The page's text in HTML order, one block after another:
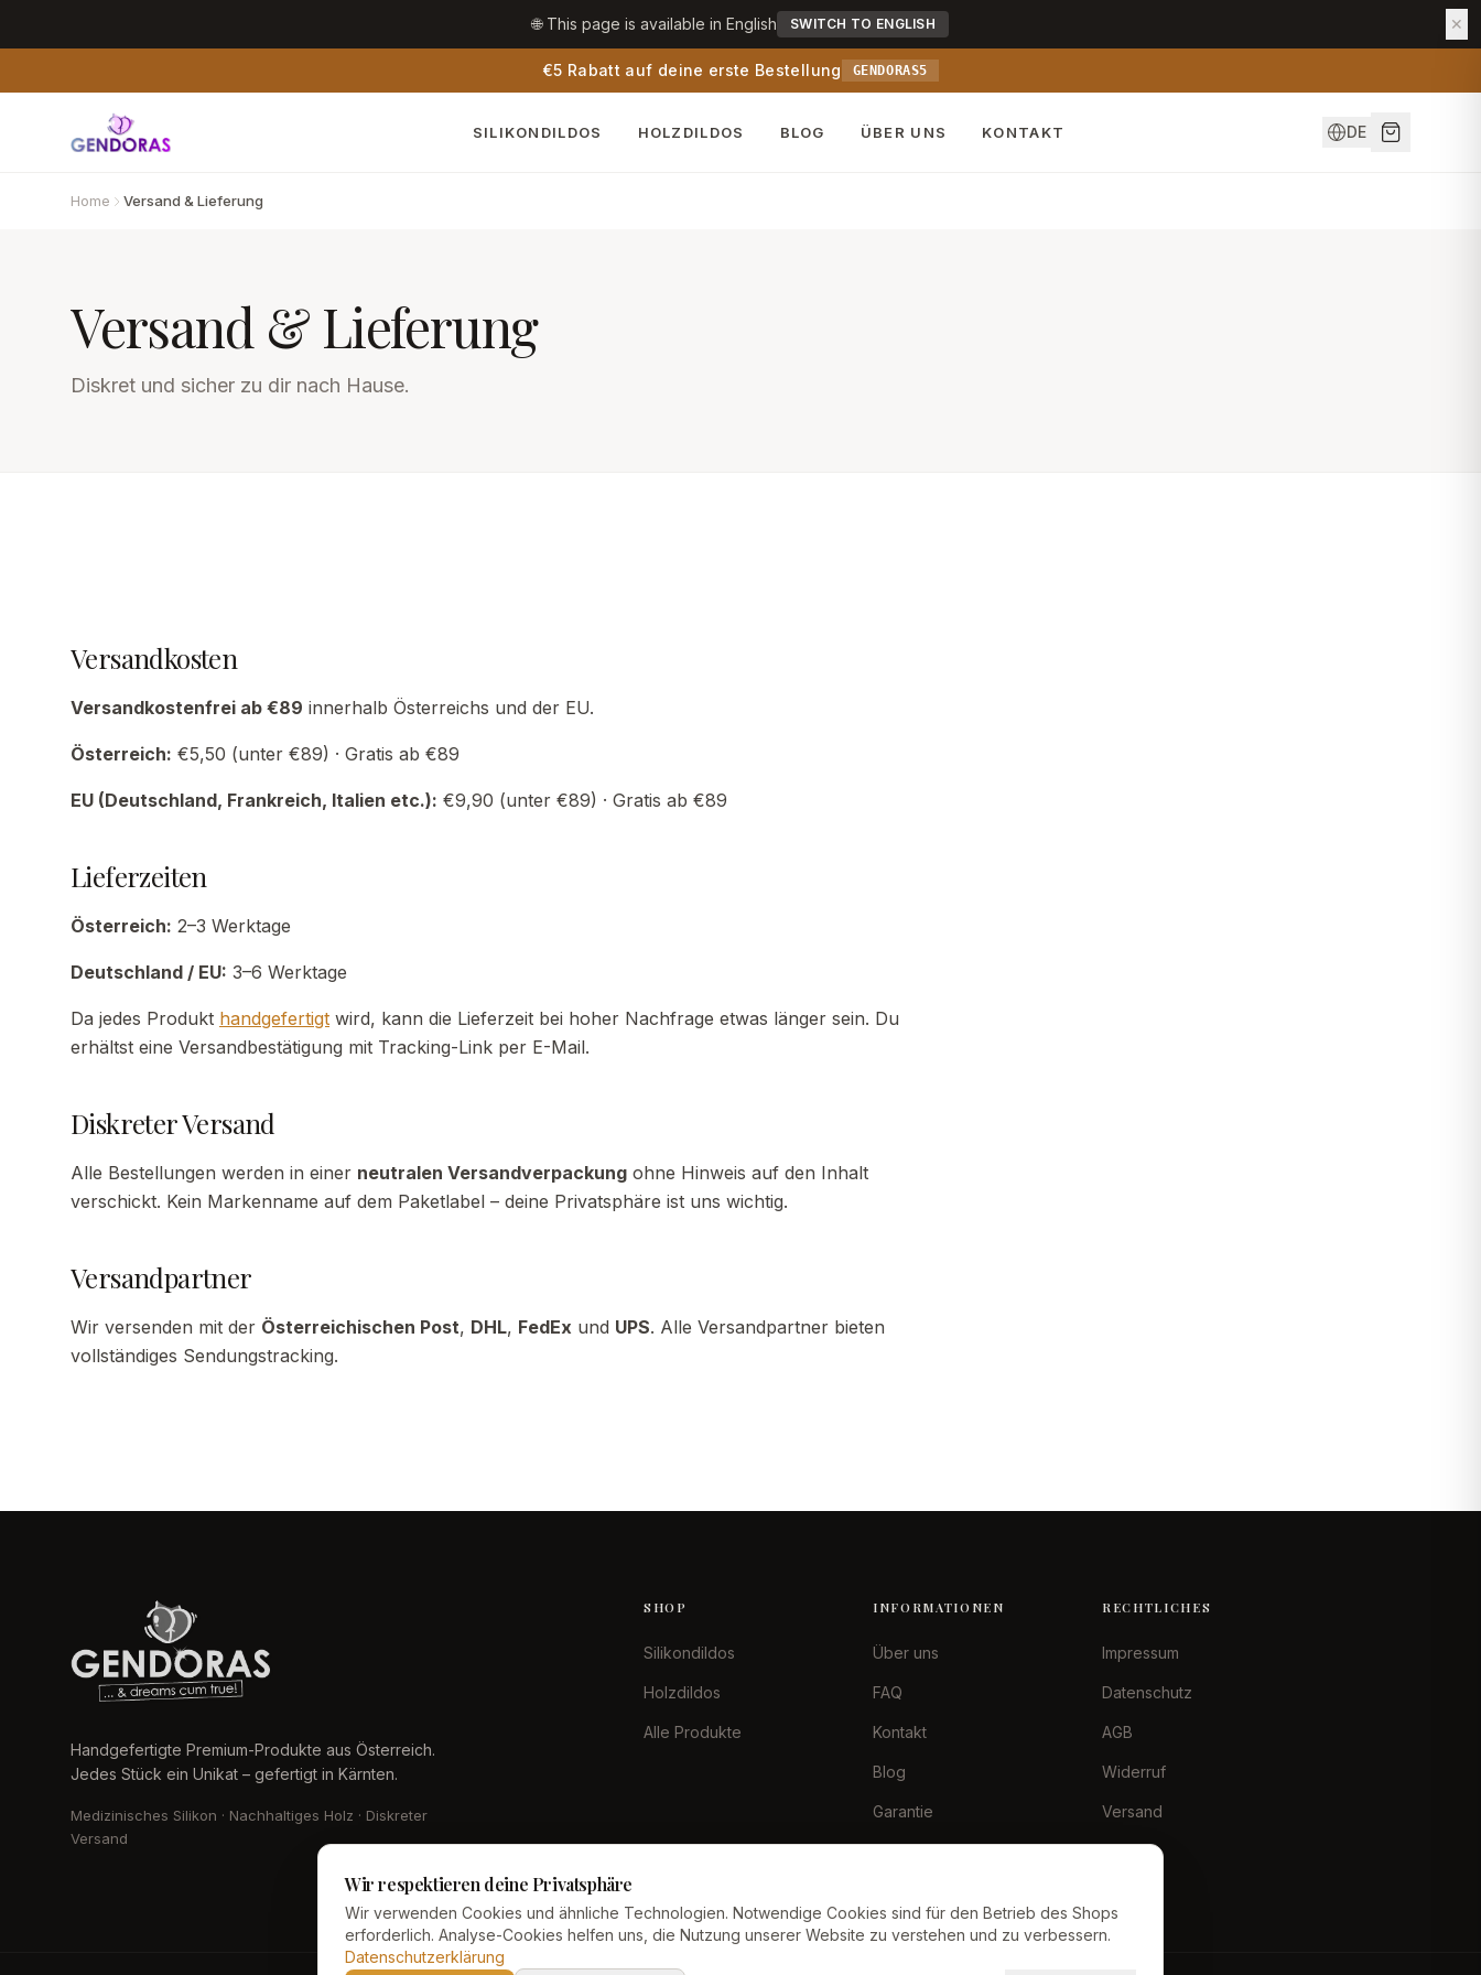
🌐 This page is available in English SWITCH TO ENGLISH ✕
€5 Rabatt auf deine erste Bestellung GENDORAS5
SILIKONDILDOS HOLZDILDOS BLOG ÜBER UNS KONTAKT DE
Home Versand & Lieferung
Versand & Lieferung
Diskret und sicher zu dir nach Hause.
Versandkosten
Versandkostenfrei ab €89 innerhalb Österreichs und der EU.
Österreich: €5,50 (unter €89) · Gratis ab €89
EU (Deutschland, Frankreich, Italien etc.): €9,90 (unter €89) · Gratis ab €89
Lieferzeiten
Österreich: 2–3 Werktage
Deutschland / EU: 3–6 Werktage
Da jedes Produkt handgefertigt wird, kann die Lieferzeit bei hoher Nachfrage etwas länger sein. Du
erhältst eine Versandbestätigung mit Tracking-Link per E-Mail.
Diskreter Versand
Alle Bestellungen werden in einer neutralen Versandverpackung ohne Hinweis auf den Inhalt
verschickt. Kein Markenname auf dem Paketlabel – deine Privatsphäre ist uns wichtig.
Versandpartner
Wir versenden mit der Österreichischen Post, DHL, FedEx und UPS. Alle Versandpartner bieten
vollständiges Sendungstracking.
Handgefertigte Premium-Produkte aus Österreich.
Jedes Stück ein Unikat – gefertigt in Kärnten.
Medizinisches Silikon · Nachhaltiges Holz · Diskreter
Versand
SHOP
Silikondildos
Holzdildos
Alle Produkte
INFORMATIONEN
Über uns
FAQ
Kontakt
Blog
Garantie
Zahlungsarten
RECHTLICHES
Impressum
Datenschutz
AGB
Widerruf
Versand
Wir respektieren deine Privatsphäre
Wir verwenden Cookies und ähnliche Technologien. Notwendige Cookies sind für den Betrieb des Shops
erforderlich. Analyse-Cookies helfen uns, die Nutzung unserer Website zu verstehen und zu verbessern.
Datenschutzerklärung